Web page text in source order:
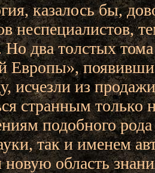
казалось бы,
неспециалистов,
Но два толстых
Европы»,
исчезли из
странным только
подобного
так и именем
область